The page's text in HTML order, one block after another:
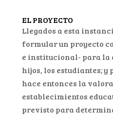
EL PROYECTO
Llegados a esta
formular un proyecto
e institucional- para la
hijos, los estudiantes; y
hace entonces la
establecimientos
previsto para